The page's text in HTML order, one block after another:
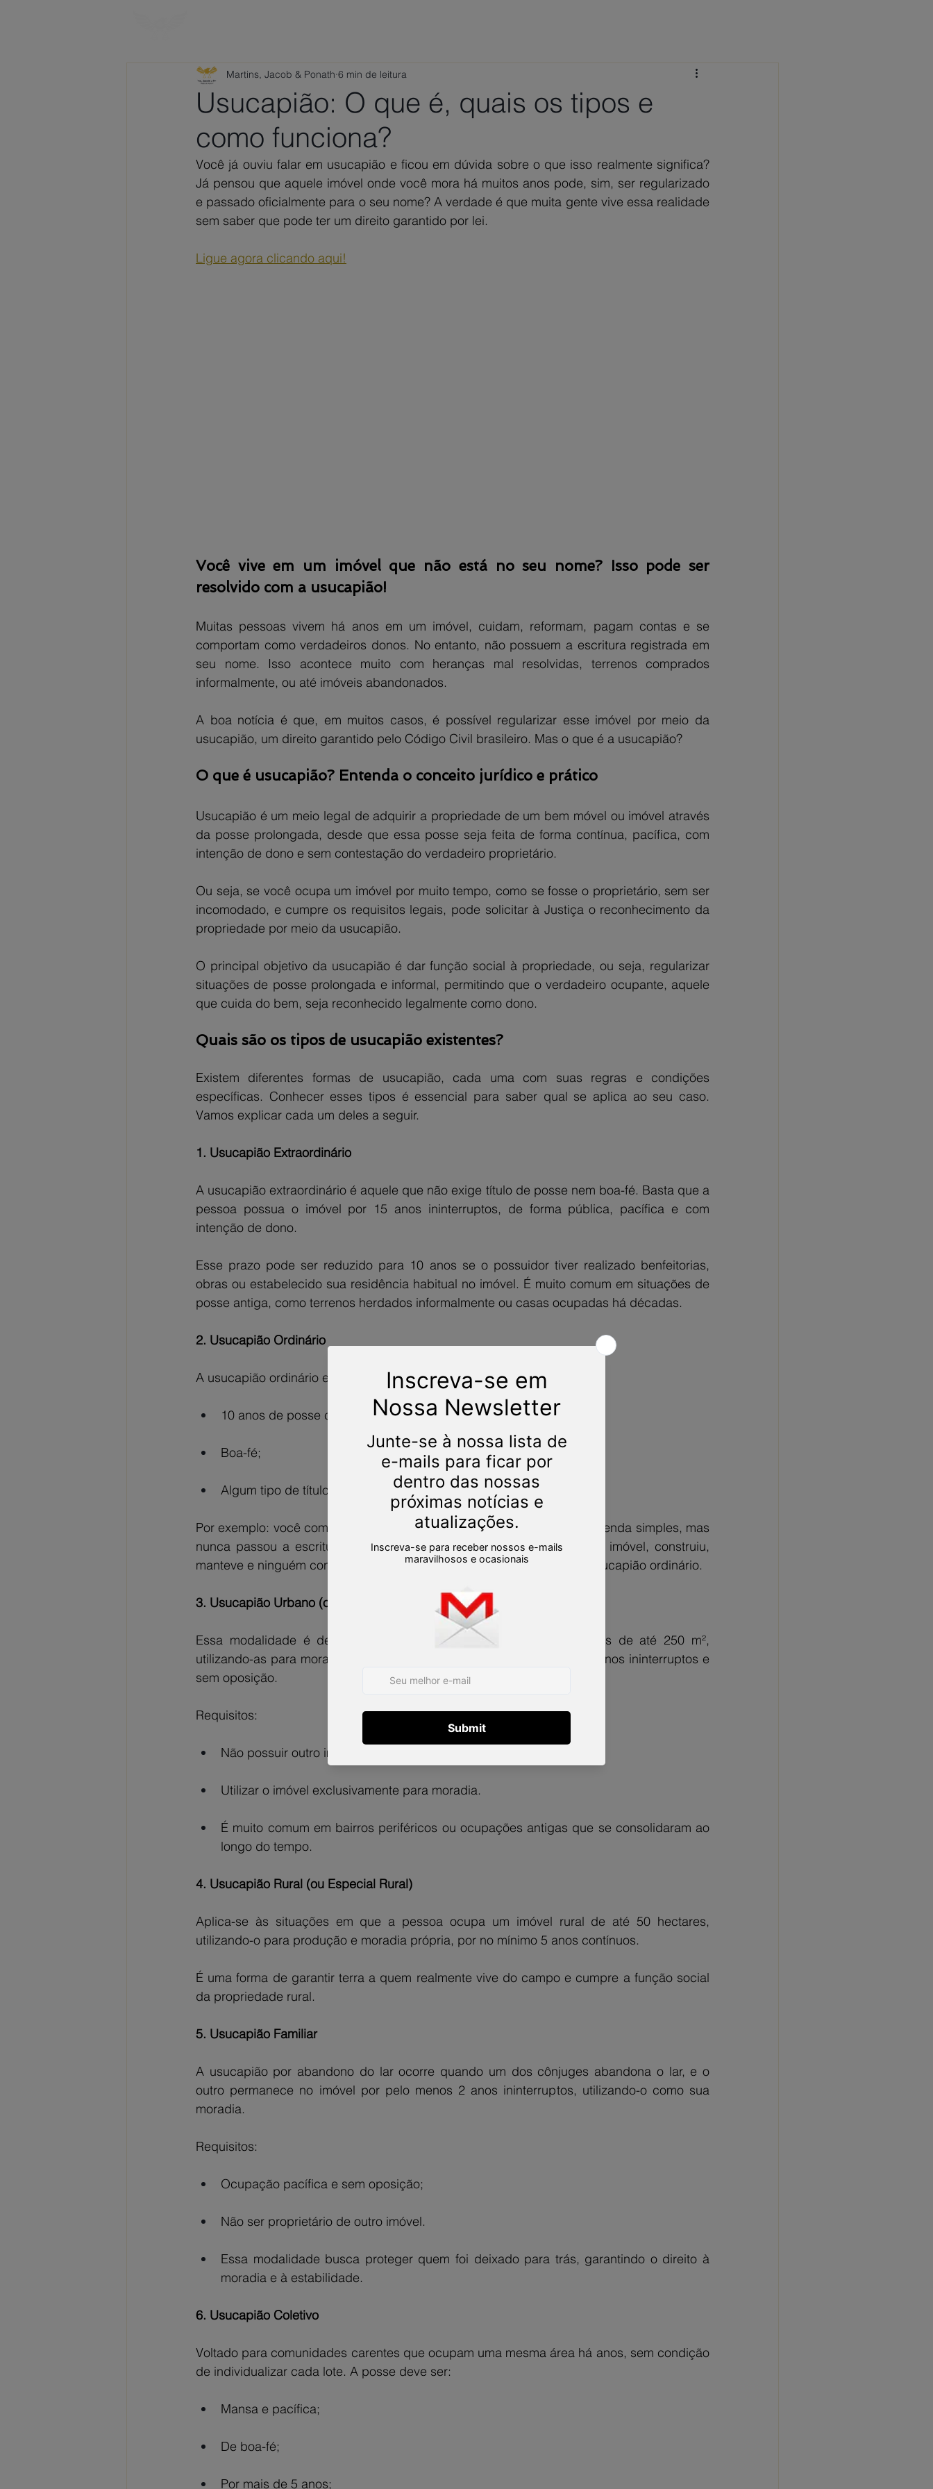
Usucapião: O que é, quais os tipos e
como funciona?
Martins, Jacob & Ponath 6 min de leitura
Você já ouviu falar em usucapião e ficou em dúvida sobre o que isso realmente significa?
Já pensou que aquele imóvel onde você mora há muitos anos pode, sim, ser regularizado
e passado oficialmente para o seu nome? A verdade é que muita gente vive essa realidade
sem saber que pode ter um direito garantido por lei.
Ligue agora clicando aqui!
Você vive em um imóvel que não está no seu nome? Isso pode ser
resolvido com a usucapião!
Muitas pessoas vivem há anos em um imóvel, cuidam, reformam, pagam contas e se
comportam como verdadeiros donos. No entanto, não possuem a escritura registrada em
seu nome. Isso acontece muito com heranças mal resolvidas, terrenos comprados
informalmente, ou até imóveis abandonados.
A boa notícia é que, em muitos casos, é possível regularizar esse imóvel por meio da
usucapião, um direito garantido pelo Código Civil brasileiro. Mas o que é a usucapião?
O que é usucapião? Entenda o conceito jurídico e prático
Usucapião é um meio legal de adquirir a propriedade de um bem móvel ou imóvel através
da posse prolongada, desde que essa posse seja feita de forma contínua, pacífica, com
intenção de dono e sem contestação do verdadeiro proprietário.
Ou seja, se você ocupa um imóvel por muito tempo, como se fosse o proprietário, sem ser
incomodado, e cumpre os requisitos legais, pode solicitar à Justiça o reconhecimento da
propriedade por meio da usucapião.
O principal objetivo da usucapião é dar função social à propriedade, ou seja, regularizar
situações de posse prolongada e informal, permitindo que o verdadeiro ocupante, aquele
que cuida do bem, seja reconhecido legalmente como dono.
Quais são os tipos de usucapião existentes?
Existem diferentes formas de usucapião, cada uma com suas regras e condições
específicas. Conhecer esses tipos é essencial para saber qual se aplica ao seu caso.
Vamos explicar cada um deles a seguir.
1. Usucapião Extraordinário
A usucapião extraordinário é aquele que não exige título de posse nem boa-fé. Basta que a
pessoa possua o imóvel por 15 anos ininterruptos, de forma pública, pacífica e com
intenção de dono.
Esse prazo pode ser reduzido para 10 anos se o possuidor tiver realizado benfeitorias,
obras ou estabelecido sua residência habitual no imóvel. É muito comum em situações de
posse antiga, como terrenos herdados informalmente ou casas ocupadas há décadas.
2. Usucapião Ordinário
A usucapião ordinário exige:
10 anos de posse contínua;
Boa-fé;
Algum tipo de título de aquisição (ainda que não registrado).
Por exemplo: você comprou um terreno com um contrato de compra e venda simples, mas
nunca passou a escritura para o seu nome. Mesmo assim, cuidou do imóvel, construiu,
manteve e ninguém contestou sua posse. Isso é um caso clássico de usucapião ordinário.
3. Usucapião Urbano (ou Especial Urbana)
Essa modalidade é destinada a pessoas que ocupam áreas urbanas de até 250 m²,
utilizando-as para moradia própria e de sua família, por pelo menos 5 anos ininterruptos e
sem oposição.
Requisitos:
Não possuir outro imóvel urbano ou rural;
Utilizar o imóvel exclusivamente para moradia.
É muito comum em bairros periféricos ou ocupações antigas que se consolidaram ao
longo do tempo.
4. Usucapião Rural (ou Especial Rural)
Aplica-se às situações em que a pessoa ocupa um imóvel rural de até 50 hectares,
utilizando-o para produção e moradia própria, por no mínimo 5 anos contínuos.
É uma forma de garantir terra a quem realmente vive do campo e cumpre a função social
da propriedade rural.
5. Usucapião Familiar
A usucapião por abandono do lar ocorre quando um dos cônjuges abandona o lar, e o
outro permanece no imóvel por pelo menos 2 anos ininterruptos, utilizando-o como sua
moradia.
Requisitos:
Ocupação pacífica e sem oposição;
Não ser proprietário de outro imóvel.
Essa modalidade busca proteger quem foi deixado para trás, garantindo o direito à
moradia e à estabilidade.
6. Usucapião Coletivo
Voltado para comunidades carentes que ocupam uma mesma área há anos, sem condição
de individualizar cada lote. A posse deve ser:
Mansa e pacífica;
De boa-fé;
Por mais de 5 anos;